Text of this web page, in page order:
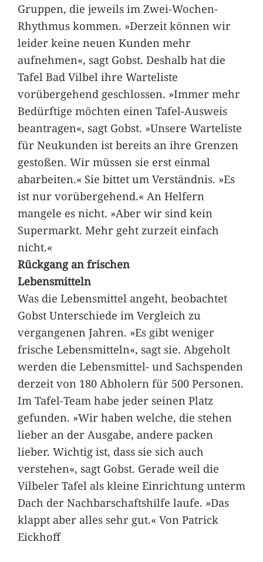
Gruppen, die jeweils im Zwei-Wochen-
Rhythmus kommen. »Derzeit können wir
leider keine neuen Kunden mehr
aufnehmen«, sagt Gobst. Deshalb hat die
Tafel Bad Vilbel ihre Warteliste
vorübergehend geschlossen. »Immer mehr
Bedürftige möchten einen Tafel-Ausweis
beantragen«, sagt Gobst. »Unsere Warteliste
für Neukunden ist bereits an ihre Grenzen
gestoßen. Wir müssen sie erst einmal
abarbeiten.« Sie bittet um Verständnis. »Es
ist nur vorübergehend.« An Helfern
mangele es nicht. »Aber wir sind kein
Supermarkt. Mehr geht zurzeit einfach
nicht.«
Rückgang an frischen
Lebensmitteln
Was die Lebensmittel angeht, beobachtet
Gobst Unterschiede im Vergleich zu
vergangenen Jahren. »Es gibt weniger
frische Lebensmitteln«, sagt sie. Abgeholt
werden die Lebensmittel- und Sachspenden
derzeit von 180 Abholern für 500 Personen.
Im Tafel-Team habe jeder seinen Platz
gefunden. »Wir haben welche, die stehen
lieber an der Ausgabe, andere packen
lieber. Wichtig ist, dass sie sich auch
verstehen«, sagt Gobst. Gerade weil die
Vilbeler Tafel als kleine Einrichtung unterm
Dach der Nachbarschaftshilfe laufe. »Das
klappt aber alles sehr gut.« Von Patrick
Eickhoff